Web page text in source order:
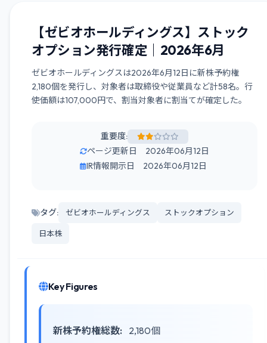
【ゼビオホールディングス】ストック
オプション発行確定｜2026年6月
ゼビオホールディングスは2026年6月12日に新株予約権
2,180個を発行し、対象者は取締役や従業員など計58名。行
使価額は107,000円で、割当対象者に割当てが確定した。
重要度:
ページ更新日 2026年06月12日
IR情報開示日 2026年06月12日
タグ: ゼビオホールディングス ストックオプション
日本株
Key Figures
新株予約権総数:
2,180個